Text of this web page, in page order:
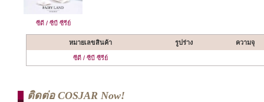
ซีดี / ซีบี ซีรีย์
หมายเลขสินค้า รูปร่าง ความจุ
ซีดี / ซีบี ซีรีย์
ติดต่อ COSJAR Now!